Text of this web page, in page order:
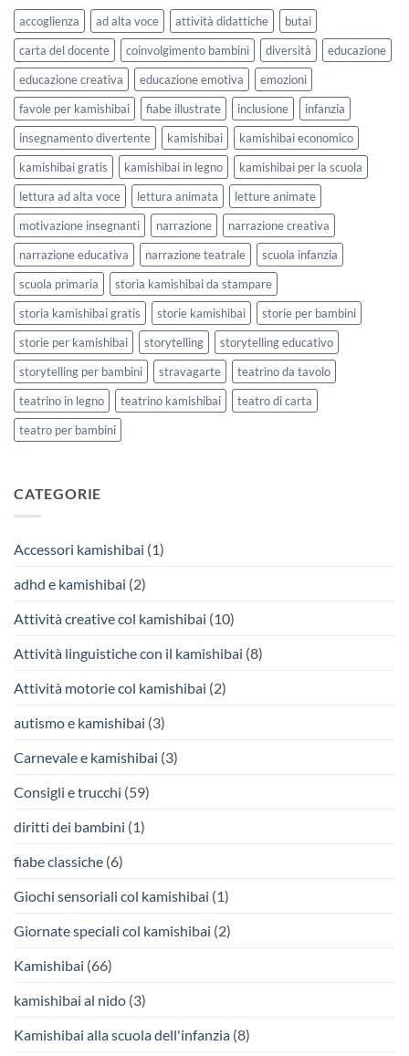
Settembre
2026
lavorare
sull’accoglienza
a
scuola
accoglienza ad alta voce attività didattiche
butai
carta del docente
coinvolgimento bambini diversità
educazione
educazione creativa
educazione emotiva
emozioni
favole per kamishibai
fiabe illustrate inclusione
infanzia
insegnamento divertente
kamishibai
kamishibai economico
kamishibai gratis
kamishibai in legno
kamishibai per la scuola
lettura ad alta voce
lettura animata
letture animate
motivazione insegnanti
narrazione
narrazione creativa
narrazione educativa
narrazione teatrale
scuola infanzia
scuola primaria
storia kamishibai da stampare
storia kamishibai gratis
storie kamishibai
storie per bambini
storie per kamishibai
storytelling
storytelling educativo
storytelling per bambini
stravagarte
teatrino da tavolo
teatrino in legno
teatrino kamishibai
teatro di carta
teatro per bambini
CATEGORIE
Accessori kamishibai (1)
adhd e kamishibai (2)
Attività creative col kamishibai (10)
Attività linguistiche con il kamishibai (8)
Attività motorie col kamishibai (2)
autismo e kamishibai (3)
Carnevale e kamishibai (3)
Consigli e trucchi (59)
diritti dei bambini (1)
fiabe classiche (6)
Giochi sensoriali col kamishibai (1)
Giornate speciali col kamishibai (2)
Kamishibai (66)
kamishibai al nido (3)
Kamishibai alla scuola dell'infanzia (8)